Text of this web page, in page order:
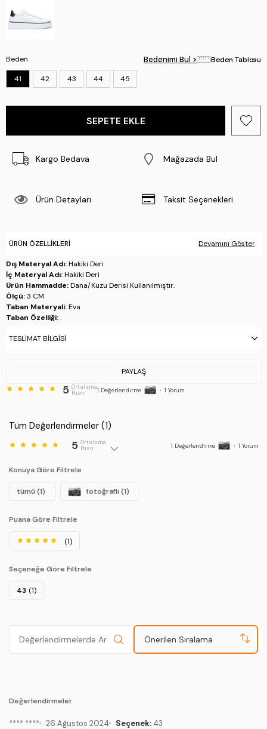
Beden
41 42 43 44 45
Bedenimi Bul > Beden Tablosu
Bedenimi Bul > Beden Tablosu
Kargo Bedava Mağazada Bul
Ürün Detayları Taksit Seçenekleri
ÜRÜN ÖZELLIKLERI Devamını Göster
Dış Materyal Adı:Hakiki Deri
İç Materyal Adı:Hakiki Deri
Ürün Hammadde:Dana/Kuzu Derisi Kullanılmıştır.
Ölçü:3 CM
Taban Materyali:Eva
Taban Özelliği:.
Üretim Yeri:İtalya
TESLIMAT BILGISI
PAYLAŞ
5 Ortalama
Puan
1 Değerlendirme • 1 Yorum
Tüm Değerlendirmeler (1)
5 Ortalama
Puan
1 Değerlendirme • 1 Yorum
Konuya Göre Filtrele
tümü (1) fotoğraflı (1)
Puana Göre Filtrele
(1)
Seçeneğe Göre Filtrele
43 (1)
Önerilen Sıralama
Değerlendirmeler
**** **** 26 Ağustos 2024 Seçenek: 43